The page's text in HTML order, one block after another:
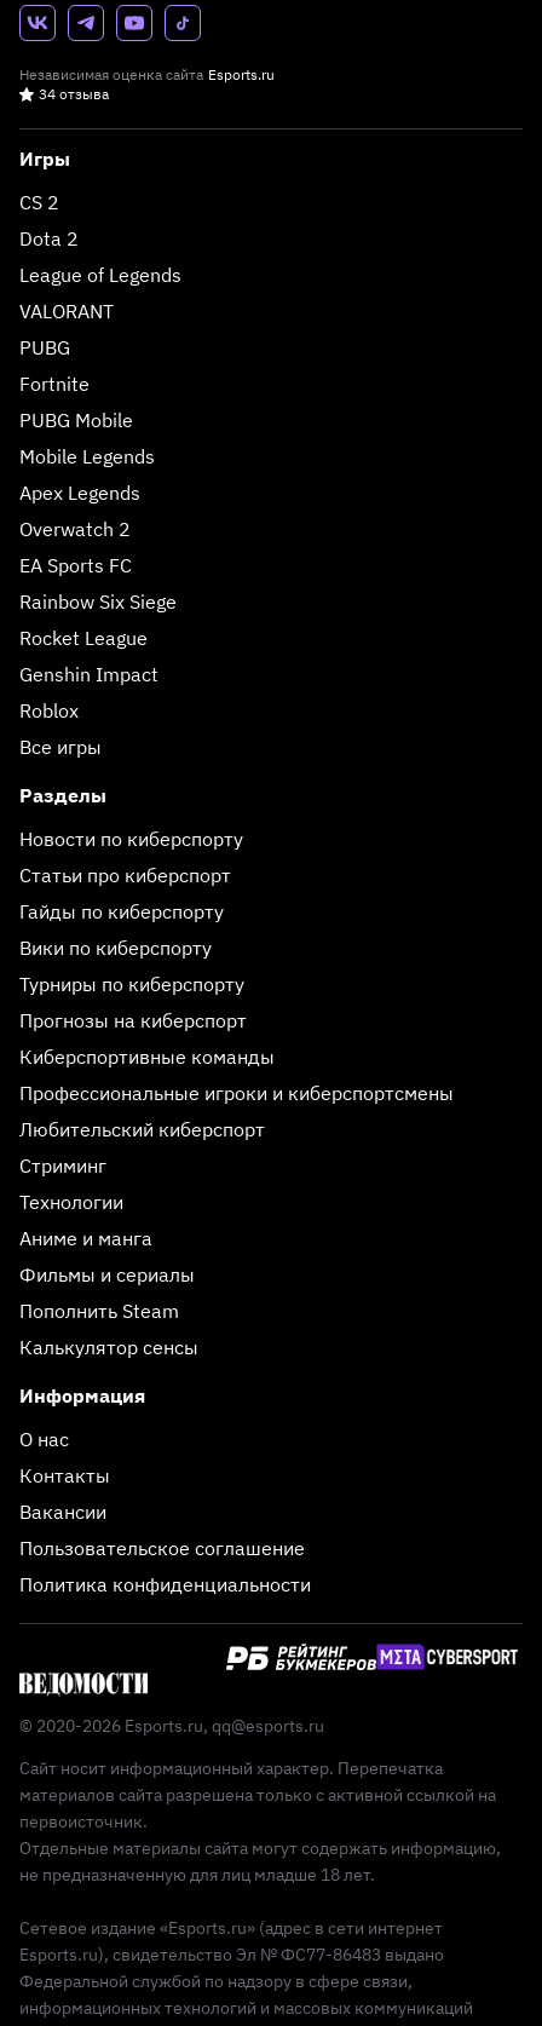
Независимая оценка сайта Esports.ru
34 отзыва
Игры
CS 2
Dota 2
League of Legends
VALORANT
PUBG
Fortnite
PUBG Mobile
Mobile Legends
Apex Legends
Overwatch 2
EA Sports FC
Rainbow Six Siege
Rocket League
Genshin Impact
Roblox
Все игры
Разделы
Новости по киберспорту
Статьи про киберспорт
Гайды по киберспорту
Вики по киберспорту
Турниры по киберспорту
Прогнозы на киберспорт
Киберспортивные команды
Профессиональные игроки и киберспортсмены
Любительский киберспорт
Стриминг
Технологии
Аниме и манга
Фильмы и сериалы
Пополнить Steam
Калькулятор сенсы
Информация
О нас
Контакты
Вакансии
Пользовательское соглашение
Политика конфиденциальности
© 2020-2026 Esports.ru, qq@esports.ru
Сайт носит информационный характер. Перепечатка
материалов сайта разрешена только с активной ссылкой на
первоисточник.
Отдельные материалы сайта могут содержать информацию,
не предназначенную для лиц младше 18 лет.
Сетевое издание «Esports.ru» (адрес в сети интернет
Esports.ru), свидетельство Эл № ФС77-86483 выдано
Федеральной службой по надзору в сфере связи,
информационных технологий и массовых коммуникаций